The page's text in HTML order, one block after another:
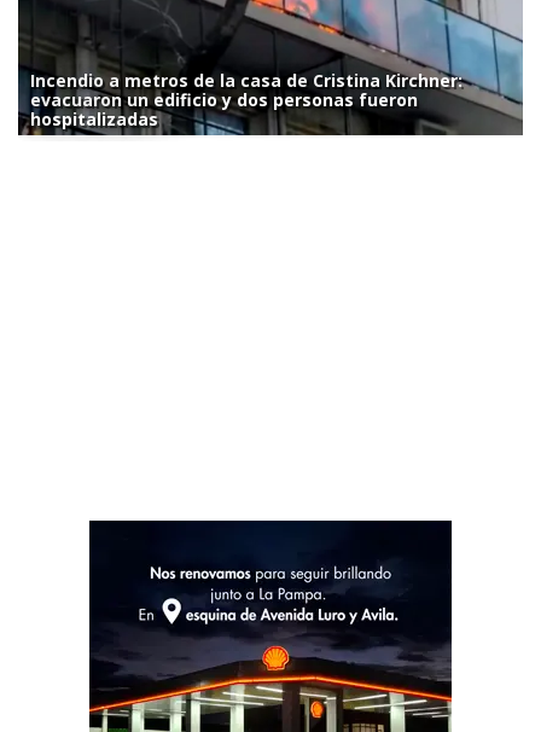
Incendio a metros de la casa de Cristina Kirchner:
evacuaron un edificio y dos personas fueron
hospitalizadas